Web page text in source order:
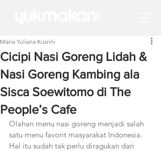
Cicipi Nasi Goreng Lidah &
Nasi Goreng Kambing ala
Sisca Soewitomo di The
People’s Cafe
Maria Yuliana Kusrini
Olahan menu nasi goreng menjadi salah
satu menu favorit masyarakat Indonesia.
Hal itu sudah tak perlu diragukan dan